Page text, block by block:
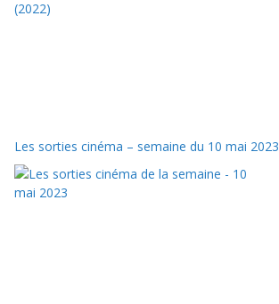
Les sorties cinéma – semaine du 10 mai 2023